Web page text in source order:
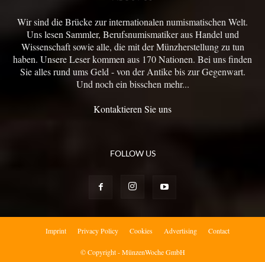
Wir sind die Brücke zur internationalen numismatischen Welt.
Uns lesen Sammler, Berufsnumismatiker aus Handel und
Wissenschaft sowie alle, die mit der Münzherstellung zu tun
haben. Unsere Leser kommen aus 170 Nationen. Bei uns finden
Sie alles rund ums Geld - von der Antike bis zur Gegenwart.
Und noch ein bisschen mehr...
Kontaktieren Sie uns
FOLLOW US
Imprint Privacy Policy Cookies Advertising Contact
© Copyright - MünzenWoche GmbH